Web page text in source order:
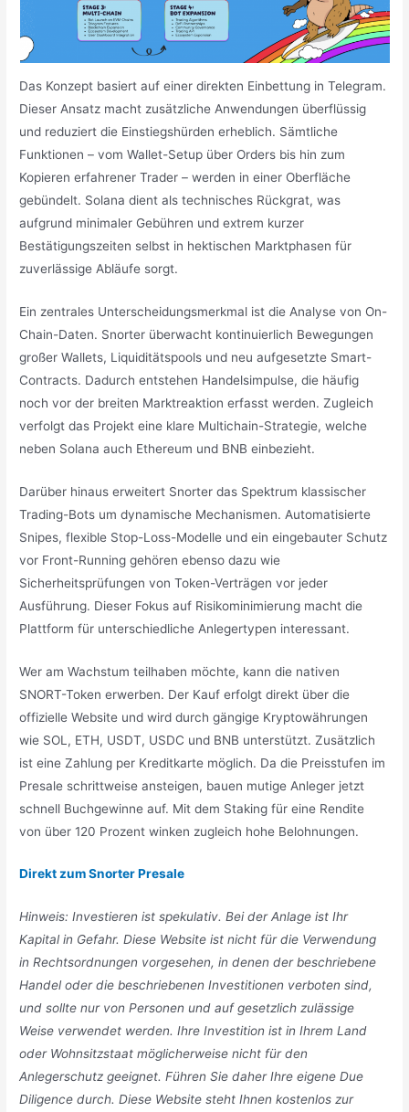
Das Konzept basiert auf einer direkten Einbettung in Telegram.
Dieser Ansatz macht zusätzliche Anwendungen überflüssig
und reduziert die Einstiegshürden erheblich. Sämtliche
Funktionen – vom Wallet-Setup über Orders bis hin zum
Kopieren erfahrener Trader – werden in einer Oberfläche
gebündelt. Solana dient als technisches Rückgrat, was
aufgrund minimaler Gebühren und extrem kurzer
Bestätigungszeiten selbst in hektischen Marktphasen für
zuverlässige Abläufe sorgt.
Ein zentrales Unterscheidungsmerkmal ist die Analyse von On-
Chain-Daten. Snorter überwacht kontinuierlich Bewegungen
großer Wallets, Liquiditätspools und neu aufgesetzte Smart-
Contracts. Dadurch entstehen Handelsimpulse, die häufig
noch vor der breiten Marktreaktion erfasst werden. Zugleich
verfolgt das Projekt eine klare Multichain-Strategie, welche
neben Solana auch Ethereum und BNB einbezieht.
Darüber hinaus erweitert Snorter das Spektrum klassischer
Trading-Bots um dynamische Mechanismen. Automatisierte
Snipes, flexible Stop-Loss-Modelle und ein eingebauter Schutz
vor Front-Running gehören ebenso dazu wie
Sicherheitsprüfungen von Token-Verträgen vor jeder
Ausführung. Dieser Fokus auf Risikominimierung macht die
Plattform für unterschiedliche Anlegertypen interessant.
Wer am Wachstum teilhaben möchte, kann die nativen
SNORT-Token erwerben. Der Kauf erfolgt direkt über die
offizielle Website und wird durch gängige Kryptowährungen
wie SOL, ETH, USDT, USDC und BNB unterstützt. Zusätzlich
ist eine Zahlung per Kreditkarte möglich. Da die Preisstufen im
Presale schrittweise ansteigen, bauen mutige Anleger jetzt
schnell Buchgewinne auf. Mit dem Staking für eine Rendite
von über 120 Prozent winken zugleich hohe Belohnungen.
Direkt zum Snorter Presale
Hinweis: Investieren ist spekulativ. Bei der Anlage ist Ihr
Kapital in Gefahr. Diese Website ist nicht für die Verwendung
in Rechtsordnungen vorgesehen, in denen der beschriebene
Handel oder die beschriebenen Investitionen verboten sind,
und sollte nur von Personen und auf gesetzlich zulässige
Weise verwendet werden. Ihre Investition ist in Ihrem Land
oder Wohnsitzstaat möglicherweise nicht für den
Anlegerschutz geeignet. Führen Sie daher Ihre eigene Due
Diligence durch. Diese Website steht Ihnen kostenlos zur